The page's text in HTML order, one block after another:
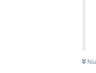
Nu